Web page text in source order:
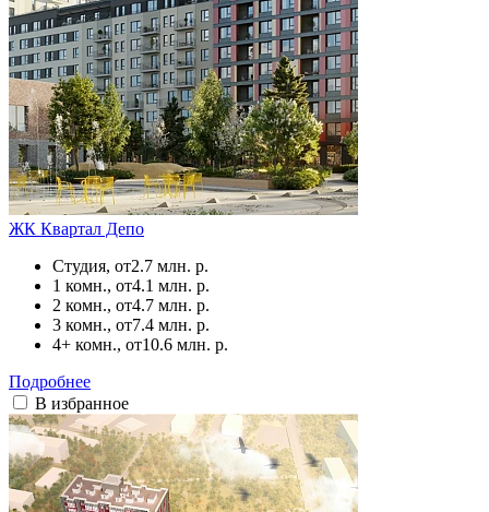
ЖК Квартал Депо
Студия, от2.7 млн. р.
1 комн., от4.1 млн. р.
2 комн., от4.7 млн. р.
3 комн., от7.4 млн. р.
4+ комн., от10.6 млн. р.
Подробнее
В избранное